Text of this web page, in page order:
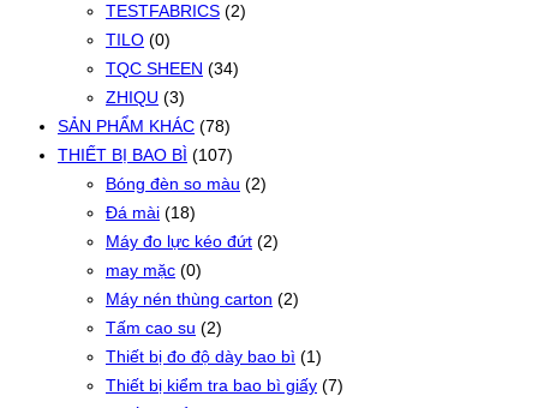
TESTFABRICS (2)
TILO (0)
TQC SHEEN (34)
ZHIQU (3)
SẢN PHẨM KHÁC (78)
THIẾT BỊ BAO BÌ (107)
Bóng đèn so màu (2)
Đá mài (18)
Máy đo lực kéo đứt (2)
may mặc (0)
Máy nén thùng carton (2)
Tấm cao su (2)
Thiết bị đo độ dày bao bì (1)
Thiết bị kiểm tra bao bì giấy (7)